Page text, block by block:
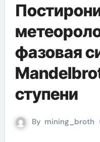
фазовая
ступени
By mining_broth